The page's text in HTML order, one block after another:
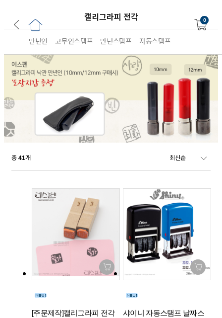
캘리그라피 전각 0
만년인 고무인스탬프 만년스탬프 자동스탬프
총 41개
[주문제작]캘리그라피 전각
샤이니 자동스탬프 날짜스